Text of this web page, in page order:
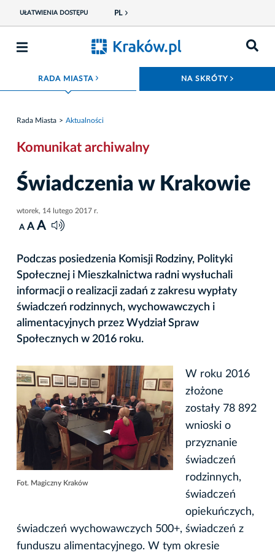
UŁATWIENIA DOSTĘPU PL
RADA MIASTAROZWIŃ MENU NA SKRÓTY
Rada Miasta Aktualności
Komunikat archiwalny
Świadczenia w Krakowie
wtorek, 14 lutego 2017 r.
A A A
Podczas posiedzenia Komisji Rodziny, Polityki
Społecznej i Mieszkalnictwa radni wysłuchali
informacji o realizacji zadań z zakresu wypłaty
świadczeń rodzinnych, wychowawczych i
alimentacyjnych przez Wydział Spraw
Społecznych w 2016 roku.
Fot. Magiczny Kraków
W roku 2016
złożone
zostały 78 892
wnioski o
przyznanie
świadczeń
rodzinnych,
świadczeń
opiekuńczych,
świadczeń wychowawczych 500+, świadczeń z
funduszu alimentacyjnego. W tym okresie